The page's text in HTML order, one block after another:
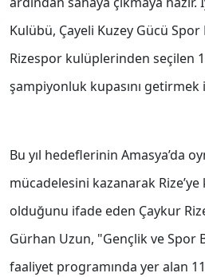
Kulübü, Çayeli Kuzey Gücü
Rizespor kulüplerinden seçilen
şampiyonluk kupasını
Bu yıl hedeflerinin Amasya’da
mücadelesini kazanarak
olduğunu ifade eden Çaykur
Gürhan Uzun, "Gençlik ve Spor
faaliyet programında yer alan